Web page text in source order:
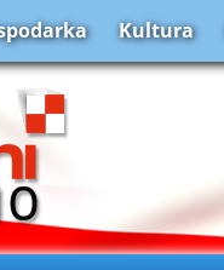
Kultura